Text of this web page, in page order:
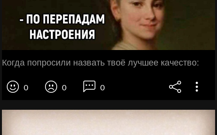
Когда попросили назвать твоё лучшее качество:
0 0 0